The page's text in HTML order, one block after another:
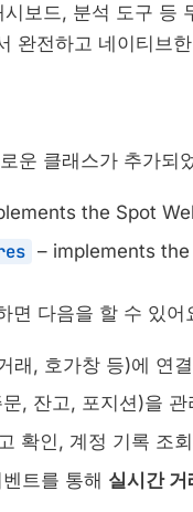
보드, 분석 도구 등
완전하고 네이티브
운 클래스가 추가되
the Spot
– implements
면 다음을 할 수 있어
래, 호가창 등)에 연
문, 잔고, 포지션)을
확인, 계정 기록 조
트를 통해 실시간